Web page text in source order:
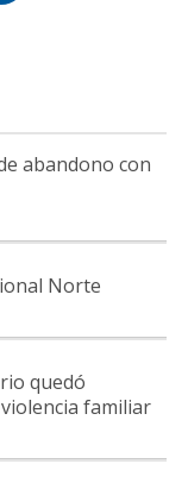
abandono con
Norte
quedó
familiar